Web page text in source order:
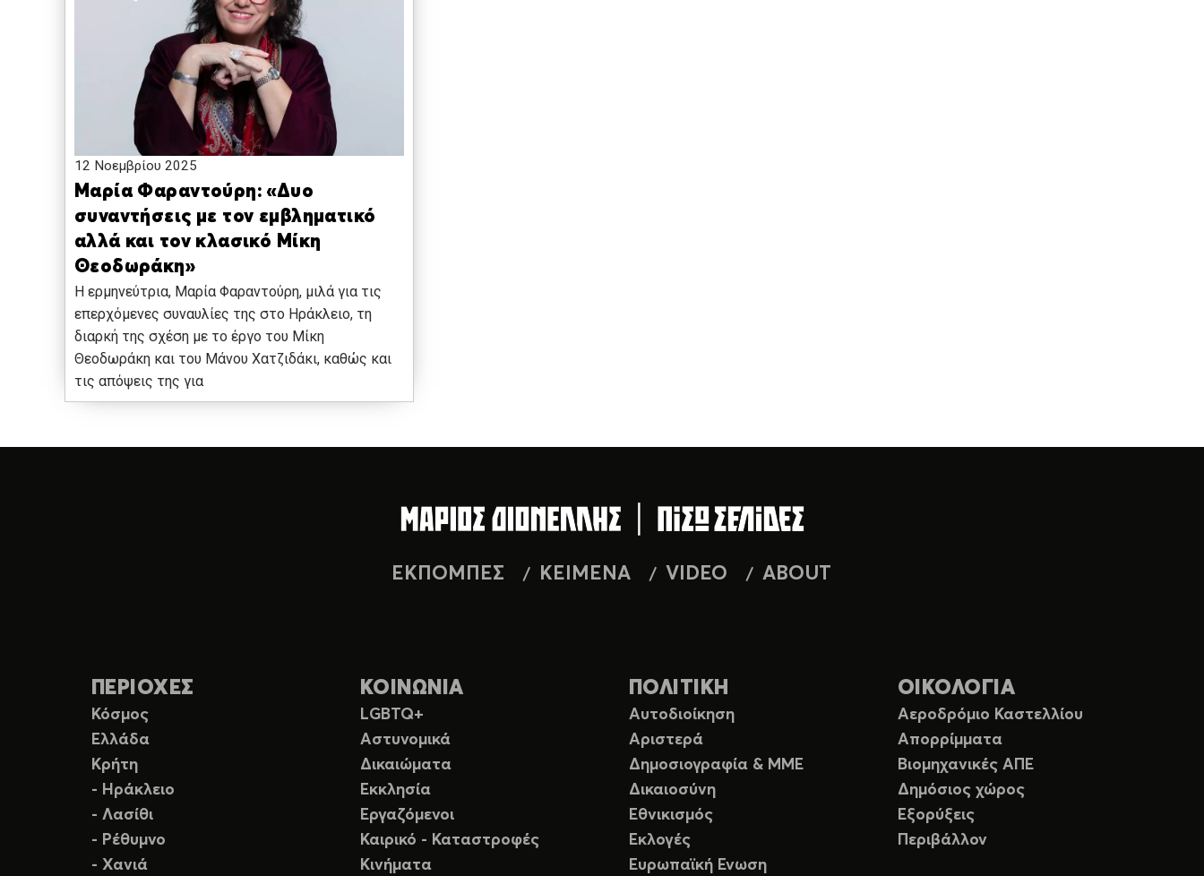
12 Νοεμβρίου 2025
Μαρία Φαραντούρη: «Δυο
συναντήσεις με τον εμβληματικό
αλλά και τον κλασικό Μίκη
Θεοδωράκη»
Η ερμηνεύτρια, Μαρία Φαραντούρη, μιλά για τις
επερχόμενες συναυλίες της στο Ηράκλειο, τη
διαρκή της σχέση με το έργο του Μίκη
Θεοδωράκη και του Μάνου Χατζιδάκι, καθώς και
τις απόψεις της για
ΕΚΠΟΜΠΕΣ ΚΕΙΜΕΝΑ VIDEO ABOUT
ΠΕΡΙΟΧΕΣ
Κόσμος
Ελλάδα
Κρήτη
- Ηράκλειο
- Λασίθι
- Ρέθυμνο
- Χανιά
ΚΟΙΝΩΝΙΑ
LGBTQ+
Αστυνομικά
Δικαιώματα
Εκκλησία
Εργαζόμενοι
Καιρικό - Καταστροφές
Κινήματα
ΠΟΛΙΤΙΚΗ
Αυτοδιοίκηση
Αριστερά
Δημοσιογραφία & ΜΜΕ
Δικαιοσύνη
Εθνικισμός
Εκλογές
Ευρωπαϊκή Ενωση
ΟΙΚΟΛΟΓΙΑ
Αεροδρόμιο Καστελλίου
Απορρίμματα
Βιομηχανικές ΑΠΕ
Δημόσιος χώρος
Εξορύξεις
Περιβάλλον